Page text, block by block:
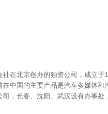
在北京创办的独资公司，成立
中国的主要产品是汽车多媒体和
，长春、沈阳、武汉设有办事处